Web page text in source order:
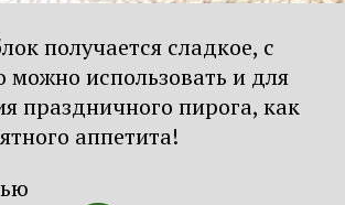
получается сладкое, с
можно использовать и для
праздничного пирога, как
аппетита!